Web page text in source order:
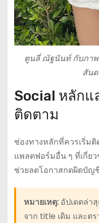
ตูนลี่ ณัฐนันท์ กับภาพ
สัน
Social หลักแ
ติดตาม
ช่องทางหลักที่ควรเริ่ม
แพลตฟอร์มอื่น ๆ ที่เกี่ยว
ช่วยลดโอกาสกดผิดบั
หมายเหตุ:อัปเดตล่า
จาก title เดิม และต